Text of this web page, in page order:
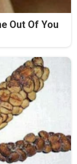
Out Of You